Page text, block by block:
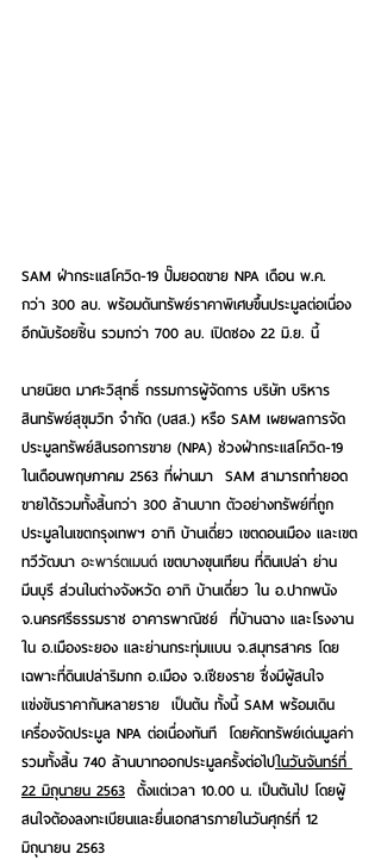
SAM ฝ่ากระแสโควิด-19 ปั๊มยอดขาย NPA เดือน พ.ค.
กว่า 300 ลบ. พร้อมดันทรัพย์ราคาพิเศษขึ้นประมูลต่อเนื่อง
อีกนับร้อยชิ้น รวมกว่า 700 ลบ. เปิดซอง 22 มิ.ย. นี้
นายนิยต มาศะวิสุทธิ์ กรรมการผู้จัดการ บริษัท บริหาร
สินทรัพย์สุขุมวิท จำกัด (บสส.) หรือ SAM เผยผลการจัด
ประมูลทรัพย์สินรอการขาย (NPA) ช่วงฝ่ากระแสโควิด-19
ในเดือนพฤษภาคม 2563 ที่ผ่านมา  SAM สามารถทำยอด
ขายได้รวมทั้งสิ้นกว่า 300 ล้านบาท ตัวอย่างทรัพย์ที่ถูก
ประมูลในเขตกรุงเทพฯ อาทิ บ้านเดี่ยว เขตดอนเมือง และเขต
ทวีวัฒนา อะพาร์ตเมนต์ เขตบางขุนเทียน ที่ดินเปล่า ย่าน
มีนบุรี ส่วนในต่างจังหวัด อาทิ บ้านเดี่ยว ใน อ.ปากพนัง
จ.นครศรีธรรมราช อาคารพาณิชย์  ที่บ้านฉาง และโรงงาน
ใน อ.เมืองระยอง และย่านกระทุ่มแบน จ.สมุทรสาคร โดย
เฉพาะที่ดินเปล่าริมกก อ.เมือง จ.เชียงราย ซึ่งมีผู้สนใจ
แข่งขันราคากันหลายราย  เป็นต้น ทั้งนี้ SAM พร้อมเดิน
เครื่องจัดประมูล NPA ต่อเนื่องทันที  โดยคัดทรัพย์เด่นมูลค่า
รวมทั้งสิ้น 740 ล้านบาทออกประมูลครั้งต่อไปในวันจันทร์ที่
22 มิถุนายน 2563 ตั้งแต่เวลา 10.00 น. เป็นต้นไป โดยผู้
สนใจต้องลงทะเบียนและยื่นเอกสารภายในวันศุกร์ที่ 12
มิถุนายน 2563